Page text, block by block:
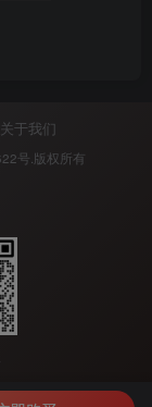
关于我们
号 .版权所有